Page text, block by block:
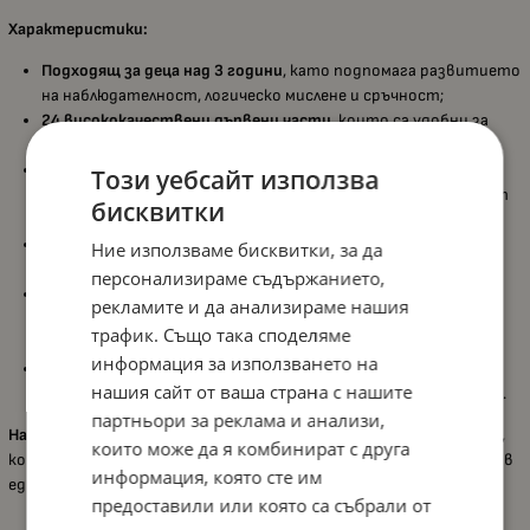
Характеристики:
Подходящ за деца над 3 години, като подпомага развитието
на наблюдателност, логическо мислене и сръчност;
24 висококачествени дървени части, които са удобни за
Двустранен дизайн– цветна праисторическа сцена от
едната страна и черно-бяла илюстрация за оцветяване от
другата;
Развива координацията око–ръкаи креативността, като
Включен плакат
, който служи както за помощ при
подреждането, така и за красива декорация на детската
Очарователна тема с динозаври и екзотични растения
която разпалва въображението и любовта към природата.
Hape – Динозаври
е идеален подарък за малките изследователи,
които обичат приключения, открития и забавление, съчетани в
едно вълнуващо преживяване.
Този уебсайт използва
бисквитки
Ние използваме бисквитки, за да
персонализираме съдържанието,
рекламите и да анализираме нашия
трафик. Също така споделяме
информация за използването на
нашия сайт от ваша страна с нашите
партньори за реклама и анализи,
които може да я комбинират с друга
информация, която сте им
предоставили или която са събрали от